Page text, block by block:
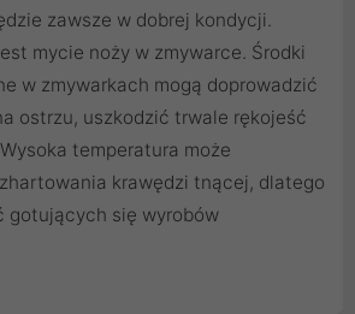
zawsze w dobrej kondycji.
mycie noży w zmywarce. Środki
w zmywarkach mogą doprowadzić
ostrzu, uszkodzić trwale rękojeść
temperatura może
krawędzi tnącej, dlatego
gotujących się wyrobów